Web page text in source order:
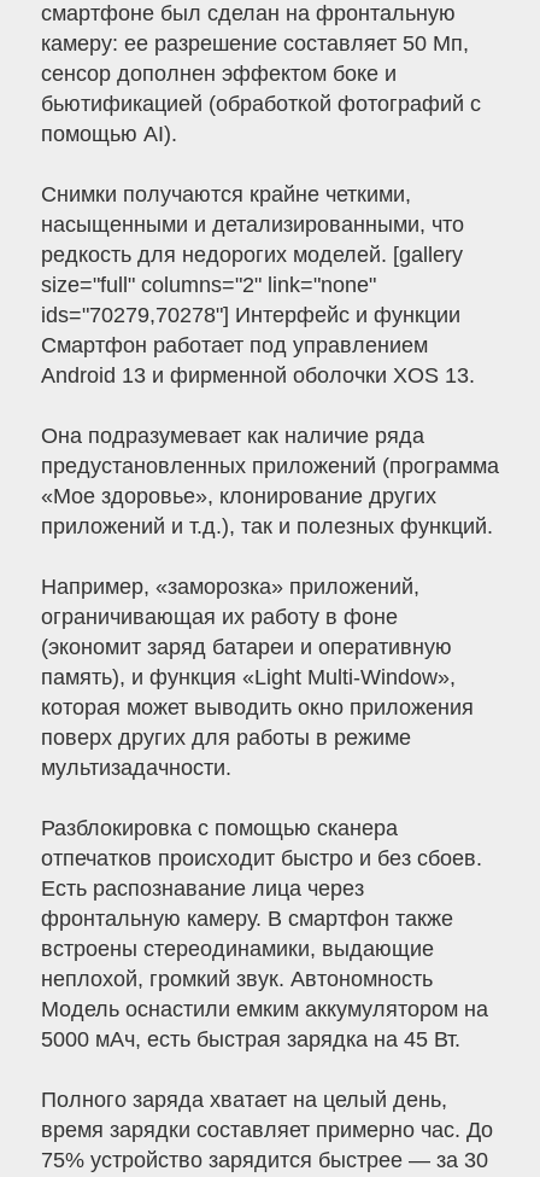
смартфоне был сделан на фронтальную
камеру: ее разрешение составляет 50 Мп,
сенсор дополнен эффектом боке и
бьютификацией (обработкой фотографий с
помощью AI).
Снимки получаются крайне четкими,
насыщенными и детализированными, что
редкость для недорогих моделей. [gallery
size="full" columns="2" link="none"
ids="70279,70278"] Интерфейс и функции
Смартфон работает под управлением
Android 13 и фирменной оболочки XOS 13.
Она подразумевает как наличие ряда
предустановленных приложений (программа
«Мое здоровье», клонирование других
приложений и т.д.), так и полезных функций.
Например, «заморозка» приложений,
ограничивающая их работу в фоне
(экономит заряд батареи и оперативную
память), и функция «Light Multi-Window»,
которая может выводить окно приложения
поверх других для работы в режиме
мультизадачности.
Разблокировка с помощью сканера
отпечатков происходит быстро и без сбоев.
Есть распознавание лица через
фронтальную камеру. В смартфон также
встроены стереодинамики, выдающие
неплохой, громкий звук. Автономность
Модель оснастили емким аккумулятором на
5000 мАч, есть быстрая зарядка на 45 Вт.
Полного заряда хватает на целый день,
время зарядки составляет примерно час. До
75% устройство зарядится быстрее — за 30